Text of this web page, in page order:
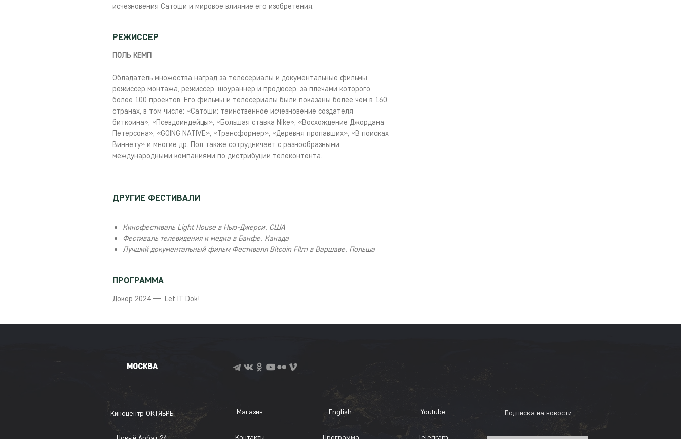
исчезновения Сатоши и мировое влияние его изобретения.
РЕЖИССЕР
ПОЛЬ КЕМП
Обладатель множества наград за телесериалы и документальные фильмы,
режиссер монтажа, режиссер, шоураннер и продюсер, за плечами которого
более 100 проектов. Его фильмы и телесериалы были показаны более чем в 160
странах, в том числе: «Сатоши: таинственное исчезновение создателя
биткоина», «Псевдоиндейцы», «Большая ставка Nike», «Восхождение Джордана
Петерсона», «GOING NATIVE», «Трансформер», «Деревня пропавших», «В поисках
Виннету» и многие др. Пол также сотрудничает с разнообразными
международными компаниями по дистрибуции телеконтента.
ДРУГИЕ ФЕСТИВАЛИ
Кинофестиваль Light House в Нью-Джерси, США
Фестиваль телевидения и медиа в Банфе, Канада
Лучший документальный фильм Фестиваля Bitcoin FIlm в Варшаве, Польша
ПРОГРАММА
Докер 2024 — Let IT Dok!
МОСКВА
Киноцентр ОКТЯБРЬ Магазин English Youtube Подписка на новости